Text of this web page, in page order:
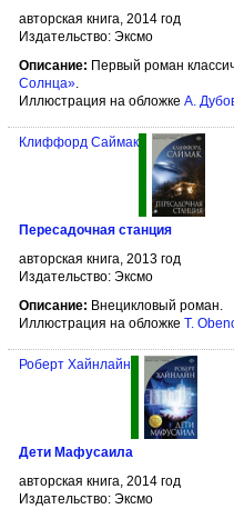
авторская книга, 2014 год
Издательство: Эксмо
Описание: Первый роман
Солнца».
Иллюстрация на обложке А.
Клиффорд Саймак
Пересадочная станция
авторская книга, 2013 год
Издательство: Эксмо
Описание: Внецикловый роман.
Иллюстрация на обложке T.
Роберт Хайнлайн
Дети Мафусаила
авторская книга, 2014 год
Издательство: Эксмо